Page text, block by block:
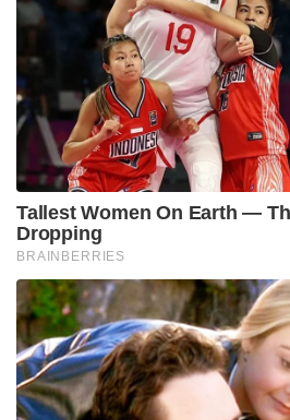
സന്ദർശിക്കുകയും ചെയ്തു.
​സോഷ്യൽ മീഡിയയിൽ
‘മെലോഡി’ എന്ന ജനപ്രിയ
അനുസ്മരിപ്പിച്ചുകൊണ്ട്
മെലോനിക്ക് ‘മെലഡി’
നൽകിയത് കൂടിക്കാഴ്ചയിലെ
നിമിഷമായി. ഇതിന് നന്ദി
എക്സിൽ ഒരു കുറിപ്പും
Tags: Narendra Modi